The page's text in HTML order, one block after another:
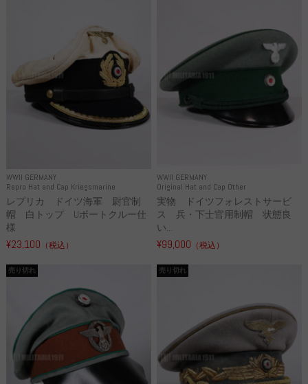
WWII GERMANY
Repro Hat and Cap Kriegsmarine
レプリカ ドイツ海軍 尉官制
帽 白トップ Uボートクルー仕
様
¥23,100 （税込）
WWII GERMANY
Original Hat and Cap Other
実物 ドイツフォレストサービ
ス 兵・下士官用制帽 状態良
い...
¥99,000 （税込）
売り切れ 売り切れ